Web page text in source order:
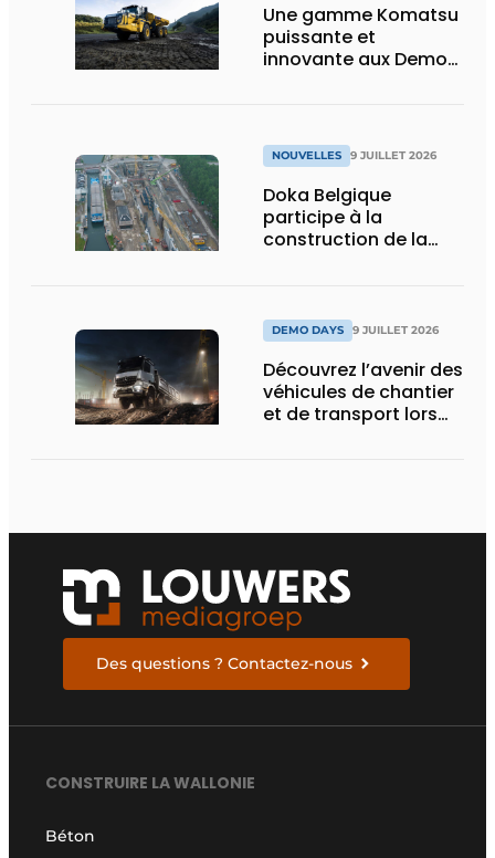
Une gamme Komatsu
puissante et
innovante aux Demo
NOUVELLES 9 JUILLET 2026
Doka Belgique
participe à la
construction de la
DEMO DAYS 9 JUILLET 2026
Découvrez l’avenir des
véhicules de chantier
et de transport lors
Des questions ? Contactez-nous
CONSTRUIRE LA WALLONIE
Béton